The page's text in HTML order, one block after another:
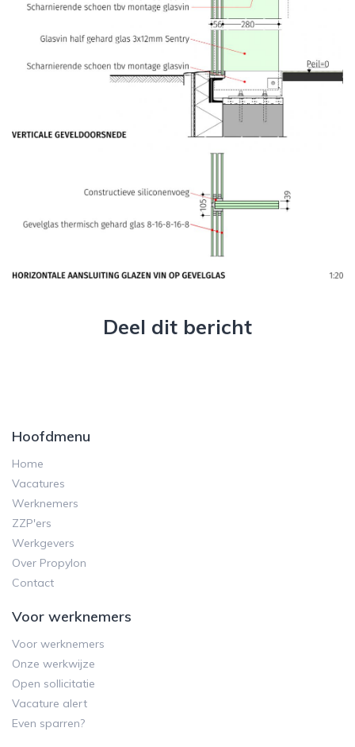
Deel dit bericht
Hoofdmenu
Home
Vacatures
Werknemers
ZZP'ers
Werkgevers
Over Propylon
Contact
Voor werknemers
Voor werknemers
Onze werkwijze
Open sollicitatie
Vacature alert
Even sparren?